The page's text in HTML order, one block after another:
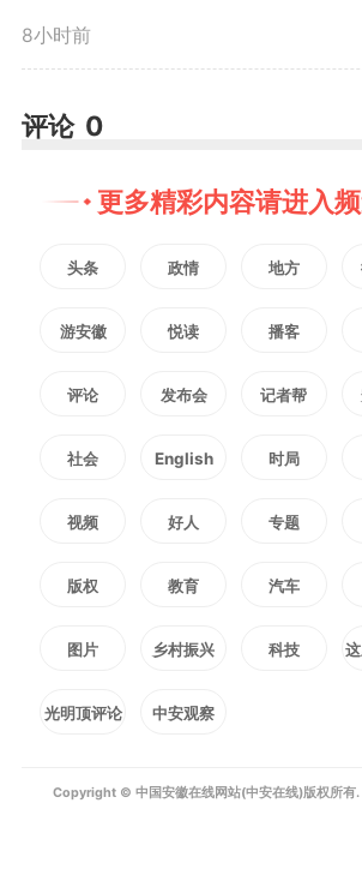
行写作。
当前，世界之变、时
开。准确识变、科学应
变是青年成长中的必备
2026年全国I卷作文以
个“词语”理解的变化为
过引用习近平总书记的
年成长置于时代背景下
的使命担当，并将词语
值观。
8小时前
评论 0
更多精彩内容请进入
头条 政情 地方
游安徽 悦读 播客
评论 发布会 记者帮
社会 English 时局
视频 好人 专题
版权 教育 汽车
图片 乡村振兴 科技
光明顶评论 中安观察
Copyright © 中国安徽在线网站(中安在线)版权所有